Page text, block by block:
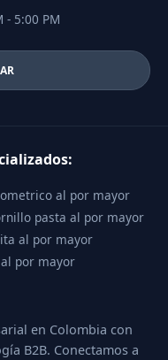
- 5:00 PM
al por mayor
pasta al por mayor
al por mayor
por mayor
en Colombia con
B2B. Conectamos a